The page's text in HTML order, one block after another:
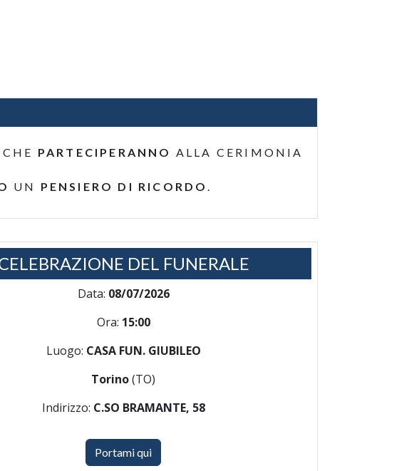
PARTECIPERANNO ALLA CERIMONIA
UN PENSIERO DI RICORDO.
DEL FUNERALE
Data: 08/07/2026
Ora: 15:00
Luogo: CASA FUN. GIUBILEO
Torino(TO)
Indirizzo: C.SO BRAMANTE, 58
Portami qui